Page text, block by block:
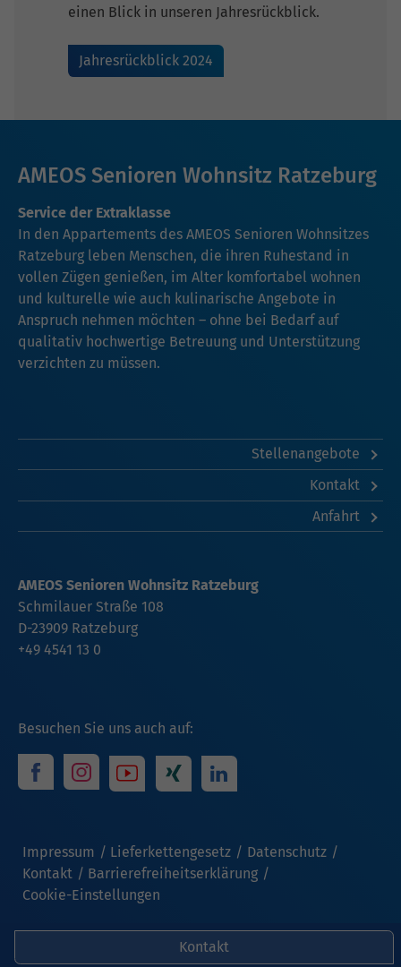
Kontakt
einen Blick in unseren Jahresrückblick.
Jahresrückblick 2024
AMEOS Senioren Wohnsitz Ratzeburg
Service der Extraklasse
In den Appartements des AMEOS Senioren Wohnsitzes
Ratzeburg leben Menschen, die ihren Ruhestand in
vollen Zügen genießen, im Alter komfortabel wohnen
und kulturelle wie auch kulinarische Angebote in
Anspruch nehmen möchten – ohne bei Bedarf auf
qualitativ hochwertige Betreuung und Unterstützung
verzichten zu müssen.
Stellenangebote
Kontakt
Anfahrt
Besuchen Sie uns auch auf:
Impressum Lieferkettengesetz
Datenschutz
Kontakt
Barrierefreiheitserklärung
Cookie-Einstellungen
AMEOS Senioren Wohnsitz Ratzeburg
Schmilauer Straße 108
D-23909 Ratzeburg
+49 4541 13 0